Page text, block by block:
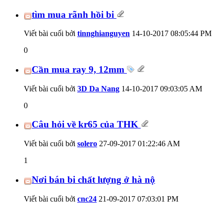
tìm mua rãnh hồi bi
Viết bài cuối bởi tinnghianguyen 14-10-2017 08:05:44 PM
0
Cần mua ray 9, 12mm
Viết bài cuối bởi 3D Da Nang 14-10-2017 09:03:05 AM
0
Câu hỏi về kr65 của THK
Viết bài cuối bởi solero 27-09-2017 01:22:46 AM
1
Nơi bán bi chất lượng ở hà nộ
Viết bài cuối bởi cnc24 21-09-2017 07:03:01 PM